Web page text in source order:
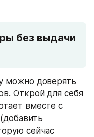
без выдачи
можно доверять
Открой для себя
вместе с
сейчас